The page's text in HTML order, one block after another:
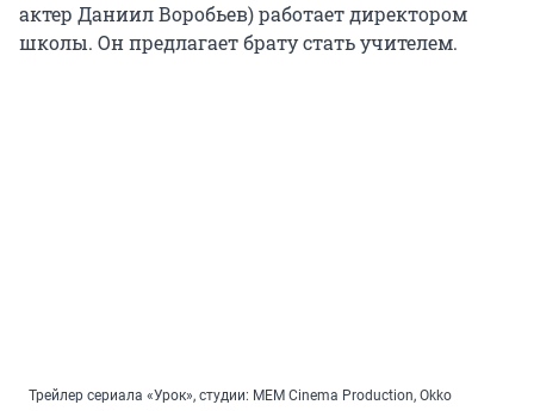
актер Даниил Воробьев) работает директором
школы. Он предлагает брату стать учителем.
Трейлер сериала «Урок», студии: MEM Cinema Production, Okko